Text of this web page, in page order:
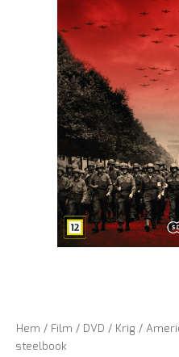
Hem / Film / DVD / Krig/
steelbook